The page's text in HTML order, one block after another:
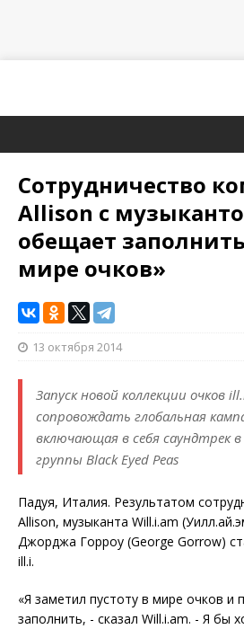
Сотрудничество
Allison с
обещает
мире очков»
13 октября 2014
Запуск новой коллекции очков
сопровождать глобальная
включающая в себя саундтрек
группы Black Eyed Peas
Падуя, Италия. Результатом
Allison, музыканта Will.i.am
Джорджа Горроу (George Gorrow)
ill.i.
«Я заметил пустоту в мире очков и
заполнить, - сказал Will.i.am. - Я бы